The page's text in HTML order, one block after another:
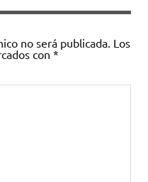
no será publicada. Los
con *